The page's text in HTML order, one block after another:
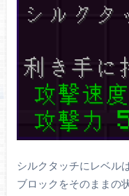
シルクタッチにレベル
ブロックをそのままの